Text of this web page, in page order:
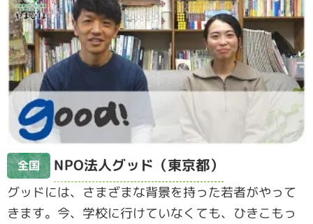
全国 NPO法人グッド（東京都）
グッドには、さまざまな背景を持った若者がやって
きます。今、学校に行けていなくても、ひきこもっ